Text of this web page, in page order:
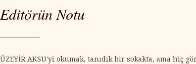
Editörün Notu
ÜZEYİR AKSU'yi okumak, tanıdık bir sokakta, ama hiç